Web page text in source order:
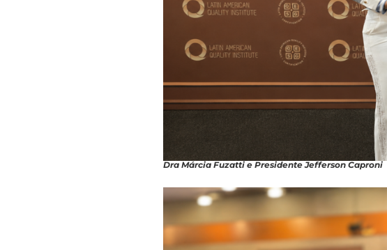
Dra Márcia Fuzatti e Presidente Jefferson Caproni